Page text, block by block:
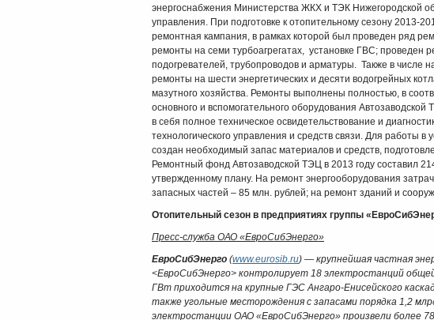
энергоснабжения Министерства ЖКХ и ТЭК Нижегородской
управления. При подготовке к отопительному сезону 2013-
ремонтная кампания, в рамках которой был проведен ряд
ремонты на семи турбоагрегатах, установке ГВС; проведен
подогревателей, трубопроводов и арматуры. Также в числе
ремонты на шести энергетических и десяти водогрейных
мазутного хозяйства. Ремонты выполнены полностью, в
основного и вспомогательного оборудования
в себя полное техническое освидетельствование и
технологического управления и средств связи. Для работы
создан необходимый запас материалов и средств,
Ремонтный фонд Автозаводской ТЭЦ в 2013 году составил
утвержденному плану. На ремонт энергооборудования
запасных частей – 85 млн. рублей; на ремонт зданий и
Отопительный сезон в предприятиях группы
Пресс-служба ОАО «ЕвроСибЭнерго»
ЕвроСибЭнерго (www.eurosib.ru) — крупнейшая частная
<ЕвроСибЭнерго> контролирует 18 электростанций
ГВт приходится на крупные ГЭС Ангаро-Енисейского
также угольные месторождения с запасами порядка 1,2
электростанции ОАО «ЕвроСибЭнерго» произвели более